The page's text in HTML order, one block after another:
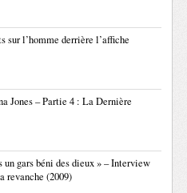
sur l’homme derrière l’affiche
Jones – Partie 4 : La Dernière
un gars béni des dieux » – Interview
revanche (2009)